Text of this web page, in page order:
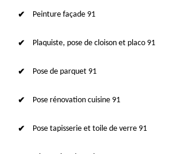
Peinture façade 91
Plaquiste, pose de cloison et placo 91
Pose de parquet 91
Pose rénovation cuisine 91
Pose tapisserie et toile de verre 91